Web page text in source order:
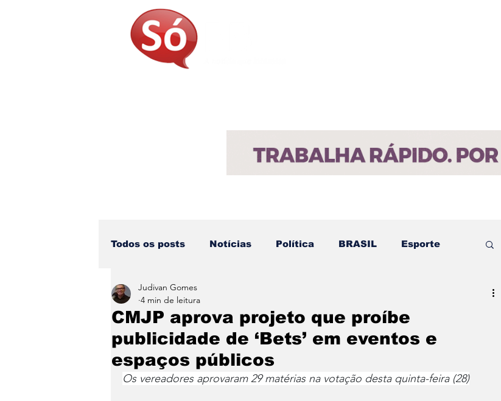
Todos os posts Notícias Política BRASIL Esporte
Entretenimento
CMJP aprova projeto que proíbe
publicidade de ‘Bets’ em eventos e
espaços públicos
Judivan Gomes
4 min de leitura
Os vereadores aprovaram 29 matérias na votação desta quinta-feira (28)